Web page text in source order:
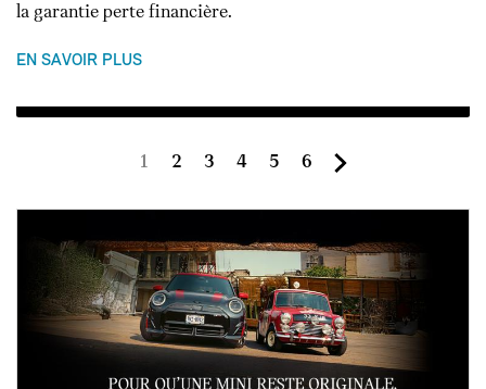
la garantie perte financière.
EN SAVOIR PLUS
Page
1 Page
2 Page
3 Page
4 Page
5 Page
6